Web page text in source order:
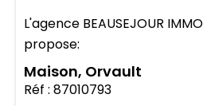
L'agence BEAUSEJOUR
propose:
Maison, Orvault
Réf : 87010793